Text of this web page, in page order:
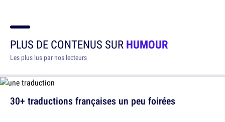
PLUS DE CONTENUS SURHUMOUR
Les plus lus par nos lecteurs
30+ traductions françaises un peu foirées